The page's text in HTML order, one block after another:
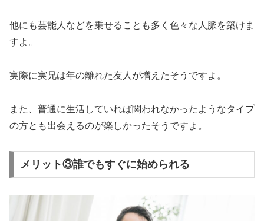
他にも芸能人などを乗せることも多く 色々な人脈を築けま
すよ。
実際に実兄は年の離れた友人が増えたそうですよ。
また、普通に生活していれば関われなかったようなタイプ
の方とも出会えるのが楽しかったそうですよ。
メリット③誰でもすぐに始められる